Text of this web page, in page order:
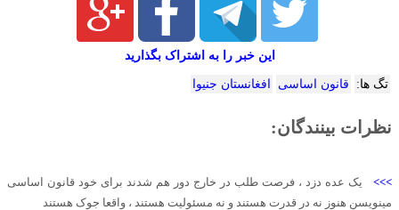
این خبر را به اشتراک بگذارید
تگ ها: قانون اساسی افغانستان جنیوا
نظرات بینندگان:
>>> یک‌ عده دزد ، فرصت طلب در خارج دور هم شدند برای خود قانون اساسی
مینویسن هنوز نه در قدرت هستند و نه مسئولیت هستند ، واقعا جوک هستند